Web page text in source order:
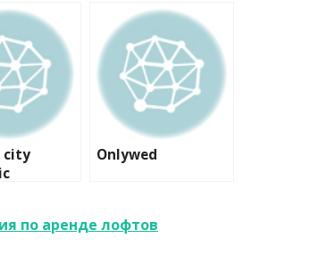
city
Onlywed
по аренде лофтов